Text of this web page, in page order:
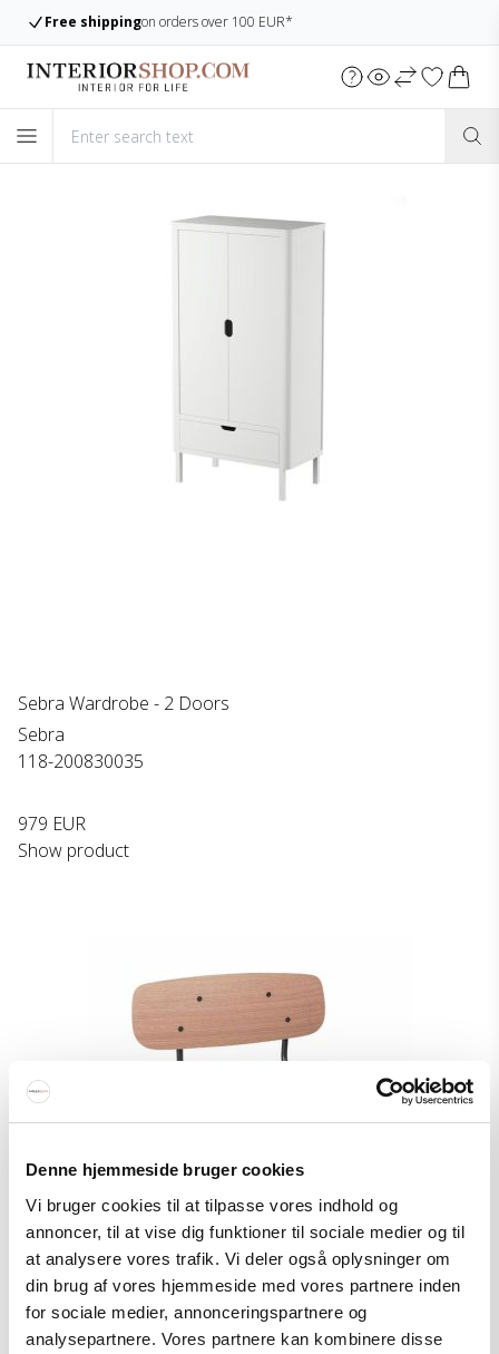
Denne hjemmeside bruger cookies
Vi bruger cookies til at tilpasse vores indhold og
annoncer, til at vise dig funktioner til sociale medier og til
at analysere vores trafik. Vi deler også oplysninger om
din brug af vores hjemmeside med vores partnere inden
for sociale medier, annonceringspartnere og
analysepartnere. Vores partnere kan kombinere disse
Free shippingon orders over 100 EUR*
Sebra Wardrobe - 2 Doors
Sebra
118-200830035
979 EUR
Show product